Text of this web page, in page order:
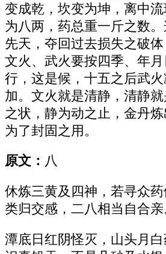
变成乾，坎变为坤，离中
为八两，药总重一斤之数
先天，夺回过去损失之破体
文火、武火要按四季、年
行，这是候，十五之后武
加。文火就是清静，清静
之状，静为动之止，金丹
为了封固之用。
原文： 八
休炼三黄及四神，若寻众
类归交感，二八相当自合亲
潭底日红阴怪灭，山头月